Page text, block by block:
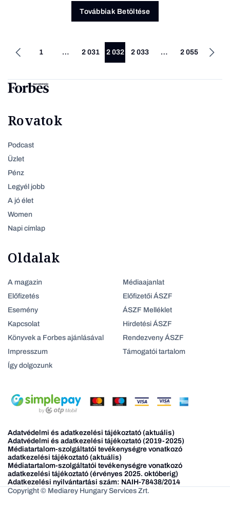
Továbbiak Betöltése
1 … 2 031 2 032 2 033 … 2 055
Rovatok
Podcast
Üzlet
Pénz
Legyél jobb
A jó élet
Women
Napi címlap
Oldalak
A magazin
Előfizetés
Esemény
Kapcsolat
Könyvek a Forbes ajánlásával
Impresszum
Így dolgozunk
Médiaajanlat
Előfizetői ÁSZF
ÁSZF Melléklet
Hirdetési ÁSZF
Rendezveny ÁSZF
Támogatói tartalom
Adatvédelmi és adatkezelési tájékoztató (aktuális)
Adatvédelmi és adatkezelési tájékoztató (2019-2025)
Médiatartalom-szolgáltatói tevékenységre vonatkozó
adatkezelési tájékoztató (aktuális)
Médiatartalom-szolgáltatói tevékenységre vonatkozó
adatkezelési tájékoztató (érvényes 2025. októberig)
Adatkezelési nyilvántartási szám: NAIH-78438/2014
Copyright © Mediarey Hungary Services Zrt.